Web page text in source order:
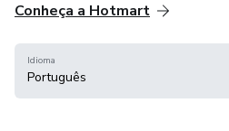
Conheça a Hotmart
Idioma
Português